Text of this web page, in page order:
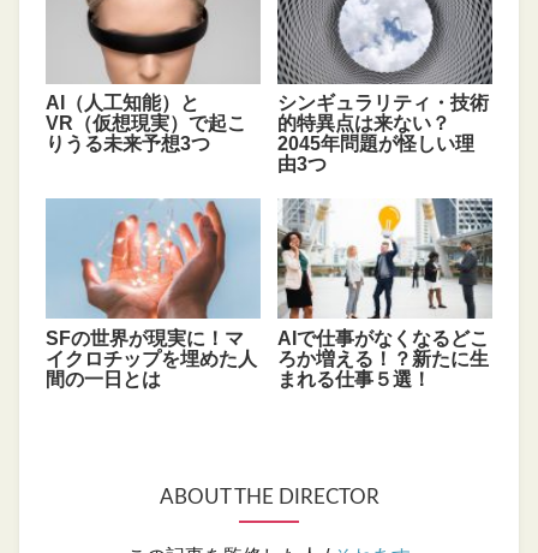
AI（人工知能）と
VR（仮想現実）で起こ
りうる未来予想3つ
シンギュラリティ・技術
的特異点は来ない？
2045年問題が怪しい理
由3つ
SFの世界が現実に！マ
イクロチップを埋めた人
間の一日とは
AIで仕事がなくなるどこ
ろか増える！？新たに生
まれる仕事５選！
ABOUT THE DIRECTOR